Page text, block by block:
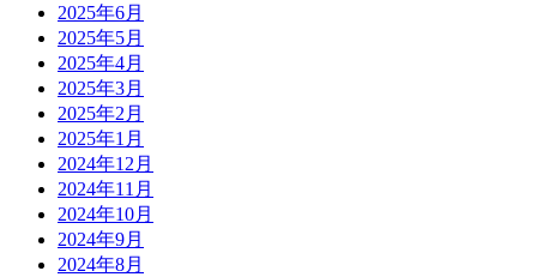
2025年6月
2025年5月
2025年4月
2025年3月
2025年2月
2025年1月
2024年12月
2024年11月
2024年10月
2024年9月
2024年8月